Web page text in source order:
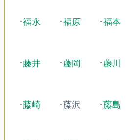
･福永 ･福原 ･福本
･藤井 ･藤岡 ･藤川
･藤崎 ･藤沢 ･藤島